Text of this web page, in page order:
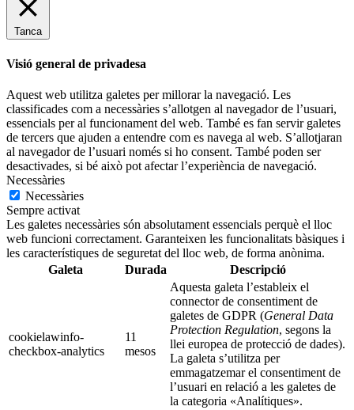
Tanca
Visió general de privadesa
Aquest web utilitza galetes per millorar la navegació. Les
classificades com a necessàries s’allotgen al navegador de l’usuari,
essencials per al funcionament del web. També es fan servir galetes
de tercers que ajuden a entendre com es navega al web. S’allotjaran
al navegador de l’usuari només si ho consent. També poden ser
desactivades, si bé això pot afectar l’experiència de navegació.
Necessàries
Necessàries
Sempre activat
Les galetes necessàries són absolutament essencials perquè el lloc
web funcioni correctament. Garanteixen les funcionalitats bàsiques i
les característiques de seguretat del lloc web, de forma anònima.
Galeta
Durada Descripció
cookielawinfo-
checkbox-analytics
11
mesos
Aquesta galeta l’estableix el
connector de consentiment de
galetes de GDPR (General Data
Protection Regulation, segons la
llei europea de protecció de dades).
La galeta s’utilitza per
emmagatzemar el consentiment de
l’usuari en relació a les galetes de
la categoria «Analítiques».